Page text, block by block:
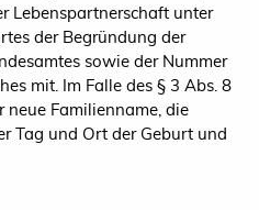
Lebenspartnerschaft unter
der Begründung der
sowie der Nummer
mit. Im Falle des § 3 Abs. 8
neue Familienname, die
Tag und Ort der Geburt und